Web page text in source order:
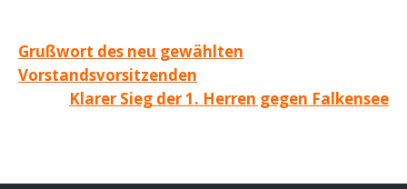
Beitragsnavigation
Grußwort des neu gewählten
Vorstandsvorsitzenden
Klarer Sieg der 1. Herren gegen Falkensee